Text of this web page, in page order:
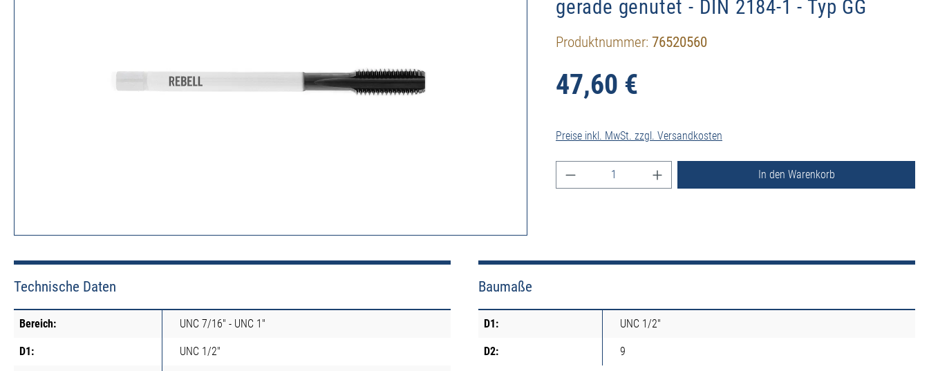
gerade genutet - DIN 2184-1 - Typ GG
Produktnummer: 76520560
47,60 €
Preise inkl. MwSt. zzgl. Versandkosten
Produkt Anzahl: Gib den gewünschten Wert ein oder
In den Warenkorb
Technische Daten
Bereich: UNC 7/16" - UNC 1"
D1: UNC 1/2"
Baumaße
D1: UNC 1/2"
D2: 9